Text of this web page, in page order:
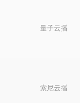
量子云播
索尼云播